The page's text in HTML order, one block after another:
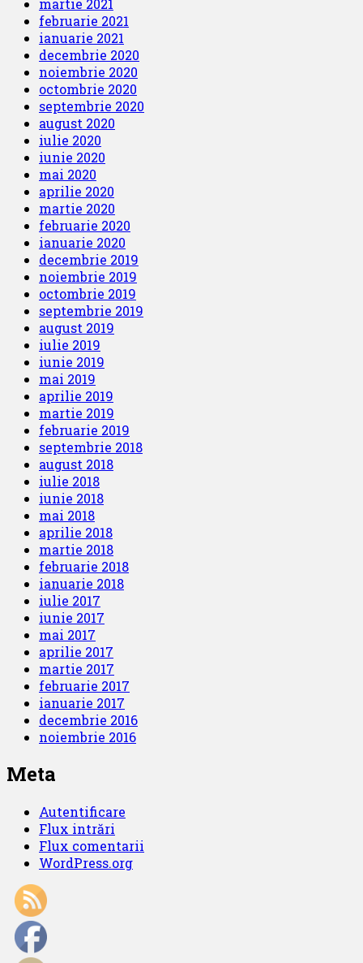
februarie 2021
ianuarie 2021
decembrie 2020
noiembrie 2020
octombrie 2020
septembrie 2020
august 2020
iulie 2020
iunie 2020
mai 2020
aprilie 2020
martie 2020
februarie 2020
ianuarie 2020
decembrie 2019
noiembrie 2019
octombrie 2019
septembrie 2019
august 2019
iulie 2019
iunie 2019
mai 2019
aprilie 2019
martie 2019
februarie 2019
septembrie 2018
august 2018
iulie 2018
iunie 2018
mai 2018
aprilie 2018
martie 2018
februarie 2018
ianuarie 2018
iulie 2017
iunie 2017
mai 2017
aprilie 2017
martie 2017
februarie 2017
ianuarie 2017
decembrie 2016
noiembrie 2016
Meta
Autentificare
Flux intrări
Flux comentarii
WordPress.org